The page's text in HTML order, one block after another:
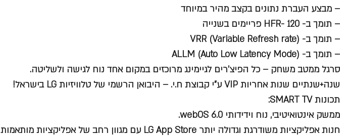
– מבצע העברת נתונים בקצב מהיר במיוחד
– תומך ב- HFR- 120 פריימים בשנייה
– תומך ב- VRR (Variable Refresh rate)
– תומך ב- ALLM (Auto Low Latency Mode)
סרגל ממטב משחק – כל הפיצ’רים לגיימינג מרוכזים במקום אחד נוח לגישה ולשליטה.
שנה+שנתיים שנות אחריות VIP ע”י קבוצת ח.י. – היבואן הרשמי של טלוויזיות LG בישראל!
תכונות SMART TV:
ממשק אינטואיטיבי, נוח וידידותי 6.0 webOS.
חנות אפליקציות משודרגת וגדולה יותר LG App Store עם מגוון רחב של אפליקציות מותאמות